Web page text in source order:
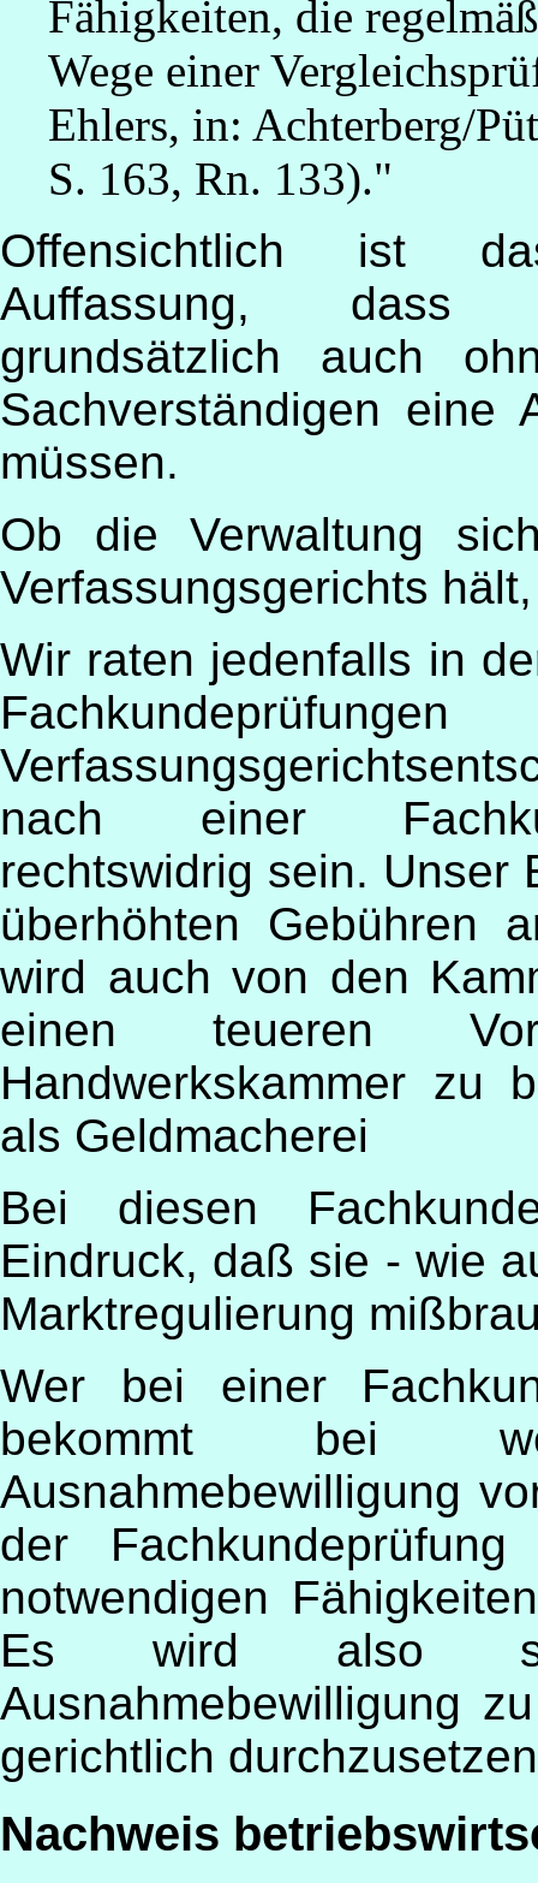
Fähigkeiten, die
Wege einer
Ehlers, in: Achterberg/
S. 163, Rn. 133)."
Offensichtlich ist
Auffassung, dass
grundsätzlich auch
Sachverständigen eine
müssen.
Ob die Verwaltung
Verfassungsgerichts
Wir raten jedenfalls in
nach einer
rechtswidrig sein. Unser
überhöhten Gebühren
wird auch von den
einen teueren
Handwerkskammer zu
als Geldmacherei
Bei diesen
Eindruck, daß sie - wie
Marktregulierung
Wer bei einer
bekommt bei
Ausnahmebewilligung
der
notwendigen
Es wird also
Ausnahmebewilligung
gerichtlich
Nachweis